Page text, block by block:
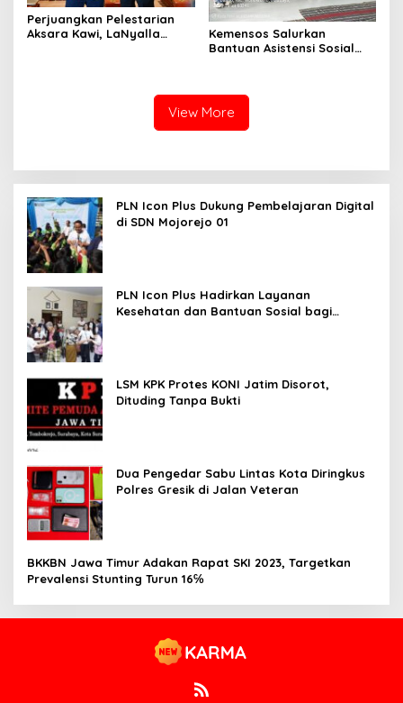
Perjuangkan Pelestarian
Aksara Kawi, LaNyalla
Kemensos Salurkan
Bantuan Asistensi Sosial
View More
PLN Icon Plus Dukung Pembelajaran Digital
di SDN Mojorejo 01
PLN Icon Plus Hadirkan Layanan
Kesehatan dan Bantuan Sosial bagi
LSM KPK Protes KONI Jatim Disorot,
Dituding Tanpa Bukti
Dua Pengedar Sabu Lintas Kota Diringkus
Polres Gresik di Jalan Veteran
BKKBN Jawa Timur Adakan Rapat SKI 2023, Targetkan
Prevalensi Stunting Turun 16℅